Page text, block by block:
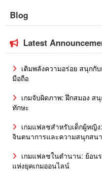
Blog
Latest
เติมพลังความอร่อย สนุกกั
มือถือ
เกมจับผิดภาพ: ฝึกสมอง
ทักษะ
เกมแฟลชสำหรับเด็กผู้หญิ
จินตนาการและความสนุกสน
เกมแฟลชในตำนาน: ย้อน
แห่งยุคเกมออนไลน์